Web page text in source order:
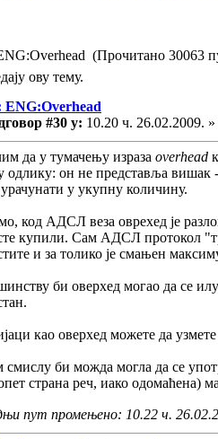
(Прочитано 30063
ову тему.
ENG:Overhead
#30 у: 10.20 ч. 26.02.2009. »
да у тумачењу израза overhead
одлику: он не представља вишак
у укупну количину.
код АДСЛ веза оврехед је
купили. Сам АДСЛ протокол
и за толико је смањен
би оверхед могао да се
као оверхед можете да
смислу би можда могла да се
страна реч, иако одомаћена)
пут промењено: 10.22 ч.